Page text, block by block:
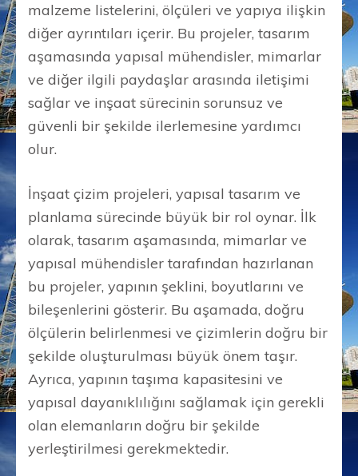
malzeme listelerini, ölçüleri ve yapıya ilişkin
diğer ayrıntıları içerir. Bu projeler, tasarım
aşamasında yapısal mühendisler, mimarlar
ve diğer ilgili paydaşlar arasında iletişimi
sağlar ve inşaat sürecinin sorunsuz ve
güvenli bir şekilde ilerlemesine yardımcı
olur.
İnşaat çizim projeleri, yapısal tasarım ve
planlama sürecinde büyük bir rol oynar. İlk
olarak, tasarım aşamasında, mimarlar ve
yapısal mühendisler tarafından hazırlanan
bu projeler, yapının şeklini, boyutlarını ve
bileşenlerini gösterir. Bu aşamada, doğru
ölçülerin belirlenmesi ve çizimlerin doğru bir
şekilde oluşturulması büyük önem taşır.
Ayrıca, yapının taşıma kapasitesini ve
yapısal dayanıklılığını sağlamak için gerekli
olan elemanların doğru bir şekilde
yerleştirilmesi gerekmektedir.